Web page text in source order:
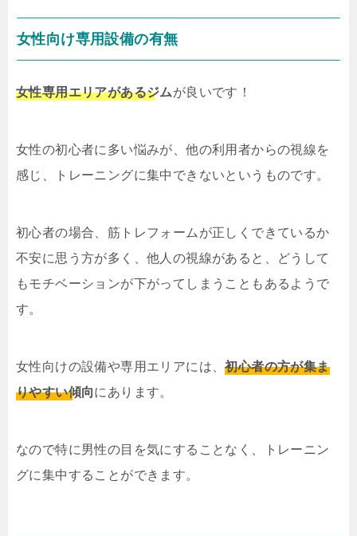
女性向け専用設備の有無
女性専用エリアがあるジムが良いです！
女性の初心者に多い悩みが、他の利用者からの視線を
感じ、トレーニングに集中できないというものです。
初心者の場合、筋トレフォームが正しくできているか
不安に思う方が多く、他人の視線があると、どうして
もモチベーションが下がってしまうこともあるようで
す。
女性向けの設備や専用エリアには、初心者の方が集ま
りやすい傾向にあります。
なので特に男性の目を気にすることなく、トレーニン
グに集中することができます。